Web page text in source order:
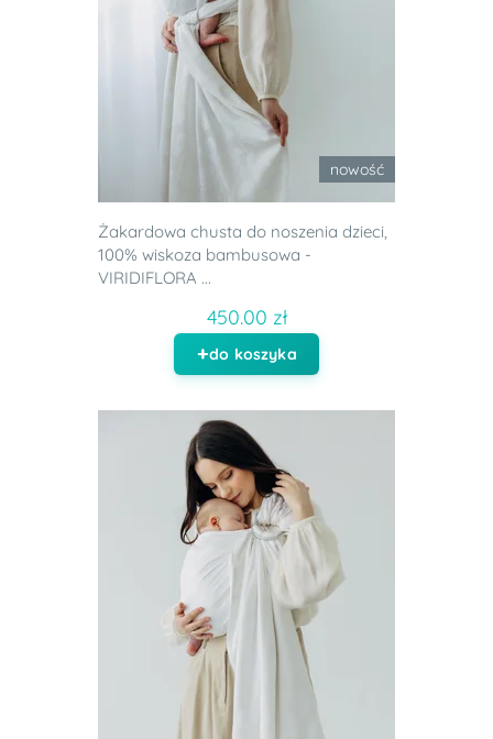
nowość
Żakardowa chusta do noszenia dzieci,
100% wiskoza bambusowa -
VIRIDIFLORA ...
450.00 zł
do koszyka